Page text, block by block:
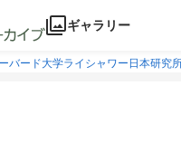
ギャラリー
バード大学ライシャワー日本研究